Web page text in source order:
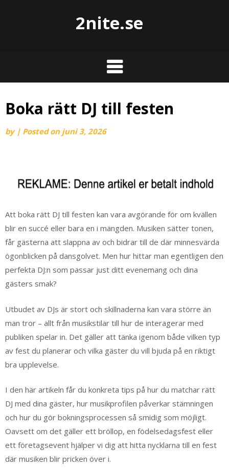
2nite.se
Boka rätt DJ till festen
by | Posted on juni 3, 2026
Att boka rätt DJ till festen kan vara avgörande för om kvällen
blir en succé eller bara en i mängden. Musiken sätter tonen,
får gästerna att slappna av och bidrar till de där minnesvärda
ögonblicken på dansgolvet. Men hur hittar man egentligen den
perfekta DJ:n som passar just ditt evenemang och dina
gästers smak?
Utbudet av DJs är stort och skillnaderna kan vara större än
man tror – allt från musikstilar till hur de interagerar med
publiken spelar in. Det gäller att tänka igenom både vilken typ
av fest du planerar och vilka gäster du vill bjuda på en riktigt
bra upplevelse.
I den här artikeln får du konkreta tips på hur du matchar rätt
DJ med dina gäster, hur musikprofilen påverkar stämningen
och hur du gör bokningsprocessen så smidig som möjligt.
Oavsett om det gäller ett bröllop, en födelsedagsfest eller
ett företagsevent hjälper vi dig att hitta nycklarna till en fest
där musiken blir pricken över i.